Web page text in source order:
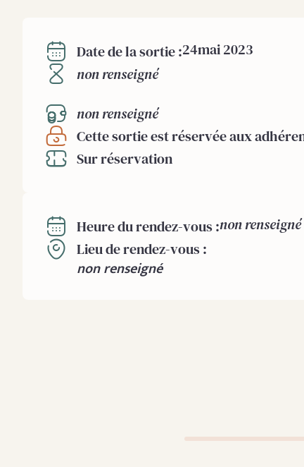
Date de la sortie :24mai 2023
non renseigné
non renseigné
Cette sortie est réservée aux
Sur réservation
Heure du rendez-vous :non renseigné
Lieu de rendez-vous :
non renseigné